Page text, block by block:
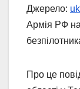
Джерело:
Армія РФ
Про це